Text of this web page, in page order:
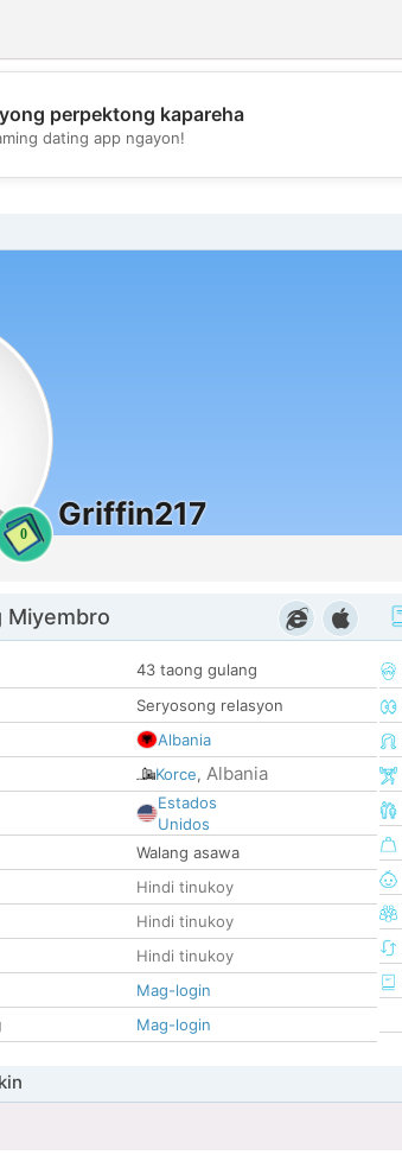
perpektong kapareha
dating app ngayon!
0
Griffin217
Miyembro
43 taong gulang
Seryosong relasyon
Albania
Korce, Albania
Estados
Unidos
Walang asawa
Hindi tinukoy
Hindi tinukoy
Hindi tinukoy
Mag-login
Mag-login